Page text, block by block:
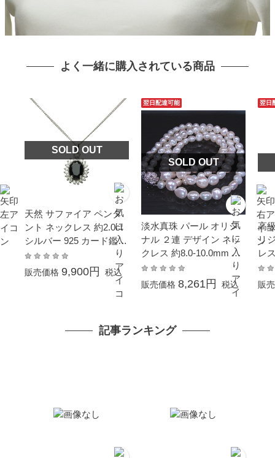
よく一緒に購入されている商品
SOLD OUT
天然 サファイア ペンダ
ント ネックレス 約2.0ct
シルバー 925 カード鑑別
付
販売価格 9,900円 税込
翌日配達可能
SOLD OUT
淡水真珠 パール オリジ
ナル ２連 デザイン ネッ
クレス 約8.0-10.0mm シ
ルバー SV 真珠 パール
ギフト プレゼント
販売価格 8,261円 税込
翌日
高
リ
レ
ー
販
記事ランキング